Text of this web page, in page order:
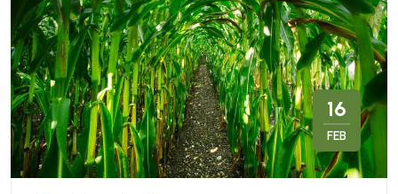
16
FEB